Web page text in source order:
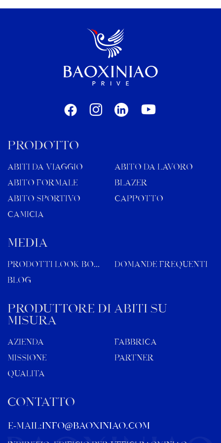
pantaloni poggiano sulle scarpe. Questa guida
PRODOTTO
ABITI DA VIAGGIO
ABITO DA LAVORO
ABITO FORMALE
BLAZER
ABITO SPORTIVO
CAPPOTTO
CAMICIA
MEDIA
Prodotti Look Book
Domande frequenti
Blog
Produttore di abiti su
misura
Azienda
Fabbrica
Missione
Partner
Qualità
CONTATTO
E-MAIL:info@baoxiniao.com